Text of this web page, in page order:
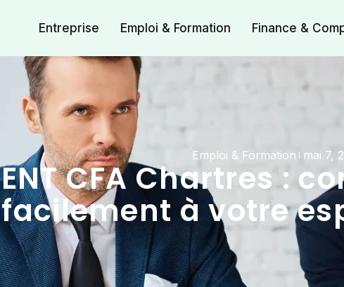
Entreprise Emploi & Formation Finance &
Emploi & Formation mai 7,
ENT CFA Chartres :
facilement à votre